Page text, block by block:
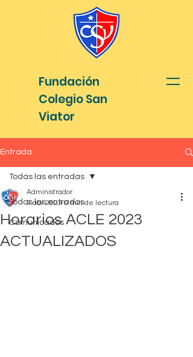
Fundación
Colegio San
Viator
Entrada
Todas las entradas
Comunicados
Todas las entradas
Horarios ACLE 2023
ACTUALIZADOS
Administrador
5 abr 2023 0 min de lectura